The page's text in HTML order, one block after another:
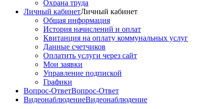
Охрана труда
Личный кабинетЛичный кабинет
Общая информация
История начислений и оплат
Квитанция на оплату коммунальных услуг
Данные счетчиков
Оплатить услуги через сайт
Мои заявки
Управление подпиской
Графики
Вопрос-ОтветВопрос-Ответ
ВидеонаблюдениеВидеонаблюдение